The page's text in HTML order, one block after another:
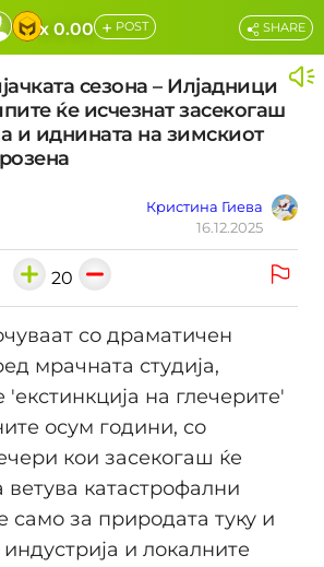
x 0.00 + POST
сезона – Илјадници
ќе исчезнат засекогаш
и иднината на зимскиот
Кристина Гиева
16.12.2025
SHARE
20
со драматичен
мрачната студија,
на глечерите'
осум години, со
кои засекогаш ќе
ветува катастрофални
само за природата туку и
индустрија и локалните